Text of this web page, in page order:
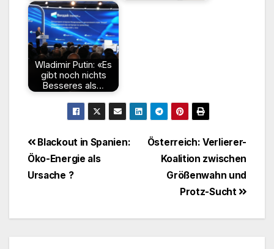
Wladimir Putin: «Es
gibt noch nichts
Besseres als…
Beitragsnavigation
Österreich: Verlierer-
Koalition zwischen
Größenwahn und
Protz-Sucht
Blackout in Spanien:
Öko-Energie als
Ursache ?